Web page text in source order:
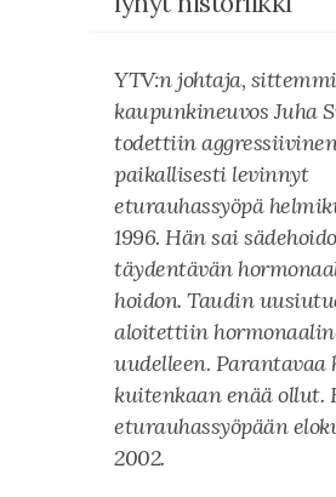
YTV:n johtaja,
kaupunkineuvos Juha
todettiin
paikallisesti levinnyt
eturauhassyöpä
1996. Hän sai
täydentävän
hoidon. Taudin
aloitettiin
uudelleen. Parantavaa
kuitenkaan enää ollut.
eturauhassyöpään
2002.